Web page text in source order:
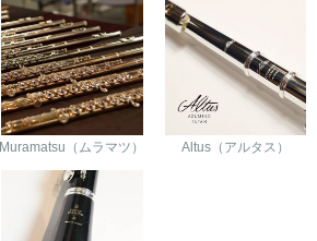
Muramatsu（ムラマツ） Altus（アルタス）